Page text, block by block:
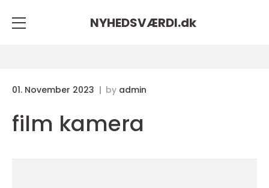
NYHEDSVÆRDI.dk
01. November 2023 by admin
film kamera